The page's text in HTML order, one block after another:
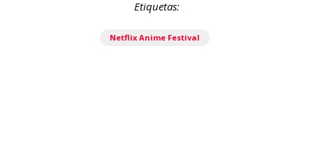
Etiquetas:
Netflix Anime Festival